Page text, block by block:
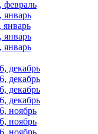
февраль
январь
январь
январь
декабрь
декабрь
декабрь
декабрь
ноябрь
ноябрь
ноябрь